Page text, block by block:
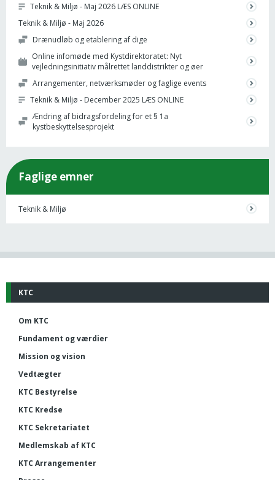
Teknik & Miljø - Maj 2026 LÆS ONLINE
Teknik & Miljø - Maj 2026
Drænudløb og etablering af dige
Online infomøde med Kystdirektoratet: Nyt
vejledningsinitiativ målrettet landdistrikter og øer
Arrangementer, netværksmøder og faglige events
Teknik & Miljø - December 2025 LÆS ONLINE
Ændring af bidragsfordeling for et § 1a
kystbeskyttelsesprojekt
Faglige emner
Teknik & Miljø
KTC
Om KTC
Fundament og værdier
Mission og vision
Vedtægter
KTC Bestyrelse
KTC Kredse
KTC Sekretariatet
Medlemskab af KTC
KTC Arrangementer